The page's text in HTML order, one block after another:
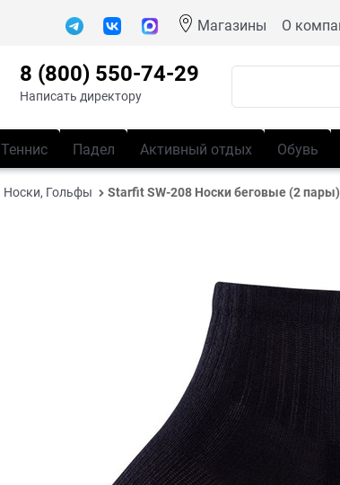
Магазины О
8 (800) 550-74-29
Написать директору
Теннис Падел Активный отдых Обувь
Носки, Гольфы Starfit SW-208 Носки беговые (2